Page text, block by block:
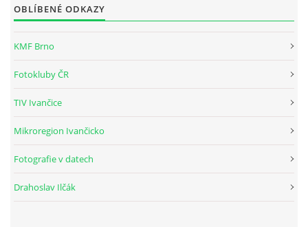
Petr Kudláček, předseda
© 2026 eStránky.cz
OBLÍBENÉ ODKAZY
KMF Brno
Fotokluby ČR
TIV Ivančice
Mikroregion Ivančicko
Fotografie v datech
Drahoslav Ilčák